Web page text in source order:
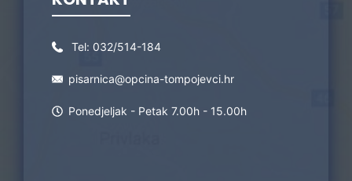
Tel: 032/514-184
pisarnica@opcina-tompojevci.hr
Ponedjeljak - Petak 7.00h - 15.00h